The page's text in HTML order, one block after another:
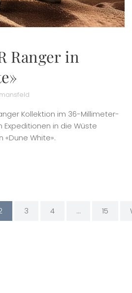
Ranger in
Kollektion im 36-Millimeter-
in die Wüste
«Dune White».
3 4 … 15